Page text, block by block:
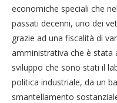
economiche speciali che
passati decenni, uno dei
grazie ad una fiscalità di
amministrativa che è stata
sviluppo che sono stati il
politica industriale, da un
smantellamento